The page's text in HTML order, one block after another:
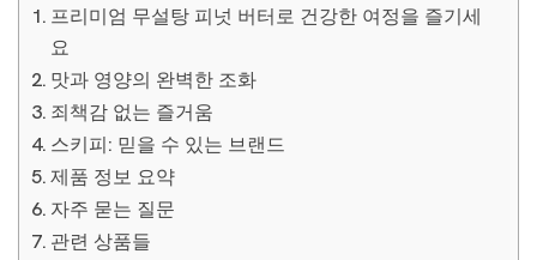
프리미엄 무설탕 피넛 버터로 건강한 여정을 즐기세
요
맛과 영양의 완벽한 조화
죄책감 없는 즐거움
스키피: 믿을 수 있는 브랜드
제품 정보 요약
자주 묻는 질문
관련 상품들